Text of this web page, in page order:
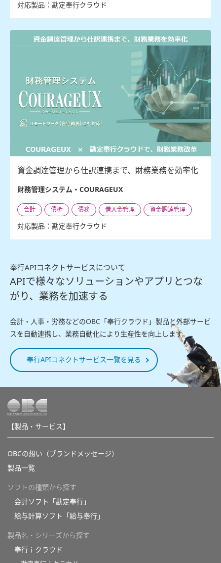
対応製品：勘定奉行クラウド
資金調達管理から仕訳連携まで、財務業務を効率化
財務管理システム・COURAGEUX
会計 債権 債務 借入金管理 資金調達管理
対応製品：勘定奉行クラウド
奉行APIコネクトサービスについて
APIで様々なソリューションやアプリとつな
がり、業務を加速する
会計・人事・労務などのOBC「奉行クラウド」製品と外部サービ
スを自動連携し、業務自動化により生産性を向上します。
奉行APIコネクトサービス一覧を見る
【製品・サービス】
OBCの想い（ブランドメッセージ）
製品一覧
ソフトの種類から探す
会計ソフト「勘定奉行」
給与計算ソフト「給与奉行」
製品名・シリーズから探す
奉行ｉクラウド